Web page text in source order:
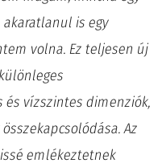
is egy
volna. Ez teljesen új
és vízszintes dimenziók,
Az
emlékeztetnek